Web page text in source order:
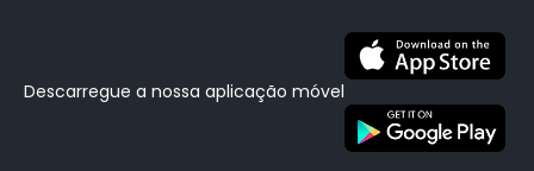
Descarregue a nossa aplicação móvel